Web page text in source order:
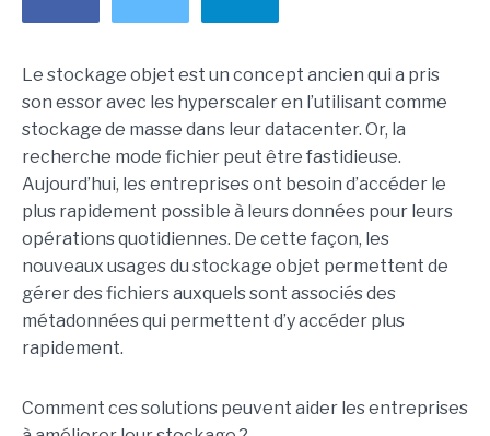
Le stockage objet est un concept ancien qui a pris
son essor avec les hyperscaler en l’utilisant comme
stockage de masse dans leur datacenter. Or, la
recherche mode fichier peut être fastidieuse.
Aujourd’hui, les entreprises ont besoin d’accéder le
plus rapidement possible à leurs données pour leurs
opérations quotidiennes. De cette façon, les
nouveaux usages du stockage objet permettent de
gérer des fichiers auxquels sont associés des
métadonnées qui permettent d’y accéder plus
rapidement.
Comment ces solutions peuvent aider les entreprises